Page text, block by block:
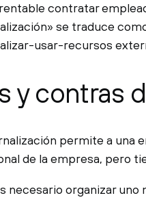
contratar
se traduce
usar-recursos
y contras
permite a una
de la empresa, pero
necesario organizar uno